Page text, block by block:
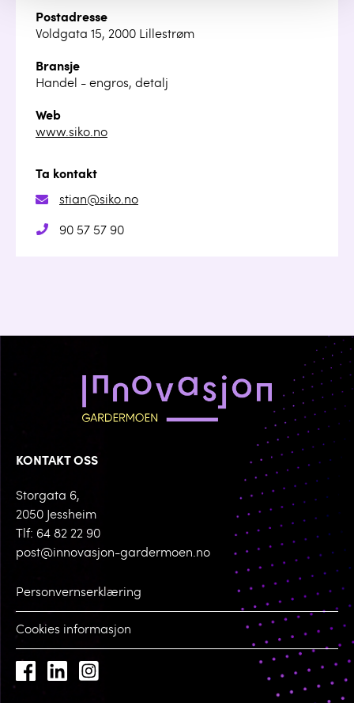
Postadresse
Voldgata 15, 2000 Lillestrøm
Bransje
Handel - engros, detalj
Web
www.siko.no
Ta kontakt
stian@siko.no
90 57 57 90
KONTAKT OSS
Storgata 6,
2050 Jessheim
Tlf: 64 82 22 90
post@innovasjon-gardermoen.no
Personvernserklæring
Cookies informasjon